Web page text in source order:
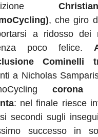
, che giro
a ridosso dei
poco felice.
Cominelli
a Nicholas
corona
: nel finale riesce
secondi sugli
successo in